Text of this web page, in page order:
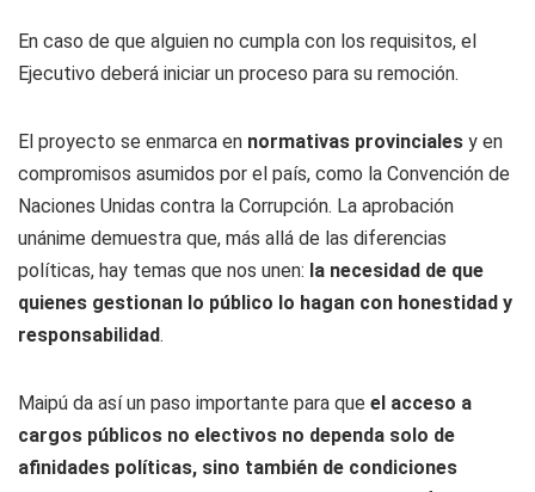
En caso de que alguien no cumpla con los requisitos, el
Ejecutivo deberá iniciar un proceso para su remoción.
El proyecto se enmarca en normativas provinciales y en
compromisos asumidos por el país, como la Convención de
Naciones Unidas contra la Corrupción. La aprobación
unánime demuestra que, más allá de las diferencias
políticas, hay temas que nos unen: la necesidad de que
quienes gestionan lo público lo hagan con honestidad y
responsabilidad.
Maipú da así un paso importante para que el acceso a
cargos públicos no electivos no dependa solo de
afinidades políticas, sino también de condiciones